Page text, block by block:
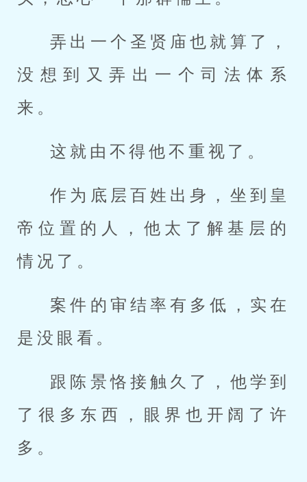
弄出一个圣贤庙也就算了，
没想到又弄出一个司法体系
来。
这就由不得他不重视了。
作为底层百姓出身，坐到皇
帝位置的人，他太了解基层的
情况了。
案件的审结率有多低，实在
是没眼看。
跟陈景恪接触久了，他学到
了很多东西，眼界也开阔了许
多。